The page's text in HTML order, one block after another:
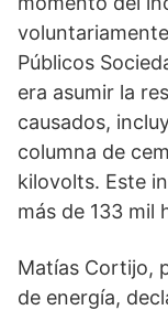
Públicos
era asumir la
causados,
columna de
kilovolts. Este
más de 133 mil
Matías Cortijo,
de energía,